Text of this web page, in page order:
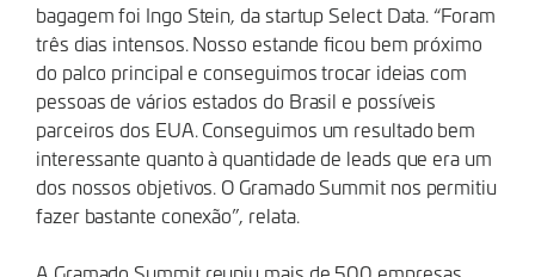
bagagem foi Ingo Stein, da startup Select Data. “Foram
três dias intensos. Nosso estande ficou bem próximo
do palco principal e conseguimos trocar ideias com
pessoas de vários estados do Brasil e possíveis
parceiros dos EUA. Conseguimos um resultado bem
interessante quanto à quantidade de leads que era um
dos nossos objetivos. O Gramado Summit nos permitiu
fazer bastante conexão”, relata.